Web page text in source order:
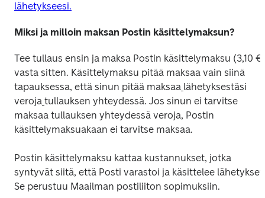
lähetykseesi.
Miksi ja milloin maksan Postin käsittelymaksun?
Tee tullaus ensin ja maksa Postin käsittelymaksu (3,10 €)
vasta sitten. Käsittelymaksu pitää maksaa vain siinä
tapauksessa, että sinun pitää maksaa lähetyksestäsi
veroja tullauksen yhteydessä. Jos sinun ei tarvitse
maksaa tullauksen yhteydessä veroja, Postin
käsittelymaksuakaan ei tarvitse maksaa.
Postin käsittelymaksu kattaa kustannukset, jotka
syntyvät siitä, että Posti varastoi ja käsittelee lähetykset.
Se perustuu Maailman postiliiton sopimuksiin.